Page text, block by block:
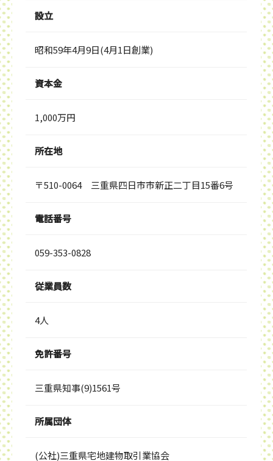
設立
昭和59年4月9日(4月1日創業)
資本金
1,000万円
所在地
〒510-0064 三重県四日市市新正二丁目15番6号
電話番号
059-353-0828
従業員数
4人
免許番号
三重県知事(9)1561号
所属団体
(公社)三重県宅地建物取引業協会